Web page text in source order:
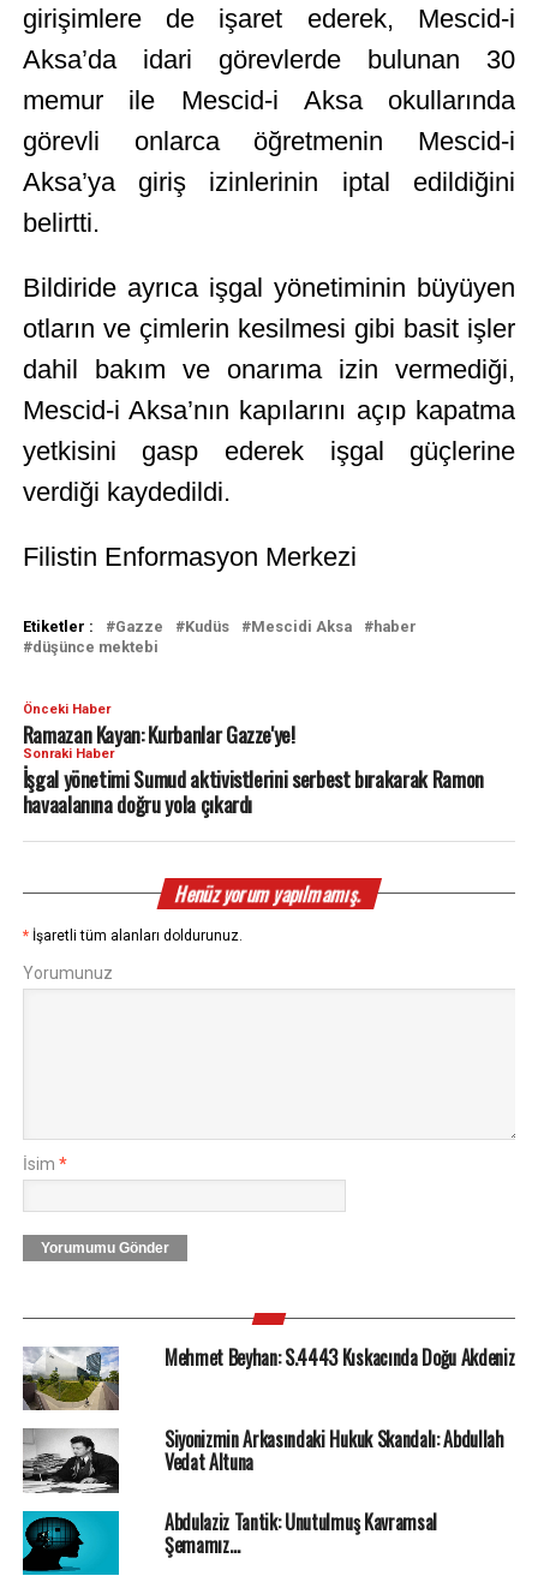
girişimlere de işaret ederek, Mescid-i
Aksa’da idari görevlerde bulunan 30
memur ile Mescid-i Aksa okullarında
görevli onlarca öğretmenin Mescid-i
Aksa’ya giriş izinlerinin iptal edildiğini
belirtti.
Bildiride ayrıca işgal yönetiminin büyüyen
otların ve çimlerin kesilmesi gibi basit işler
dahil bakım ve onarıma izin vermediği,
Mescid-i Aksa’nın kapılarını açıp kapatma
yetkisini gasp ederek işgal güçlerine
verdiği kaydedildi.
Filistin Enformasyon Merkezi
Etiketler : Gazze Kudüs Mescidi Aksa
haber
düşünce mektebi
Önceki Haber
Ramazan Kayan: Kurbanlar Gazze'ye!
Sonraki Haber
İşgal yönetimi Sumud aktivistlerini serbest bırakarak Ramon
havaalanına doğru yola çıkardı
Henüz yorum yapılmamış.
* İşaretli tüm alanları doldurunuz.
Yorumunuz
İsim *
Yorumumu Gönder
Mehmet Beyhan: S.4443 Kıskacında Doğu Akdeniz
Siyonizmin Arkasındaki Hukuk Skandalı: Abdullah
Vedat Altuna
Abdulaziz Tantik: Unutulmuş Kavramsal
Şemamız…